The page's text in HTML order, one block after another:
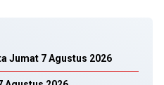
Jumat 7 Agustus 2026